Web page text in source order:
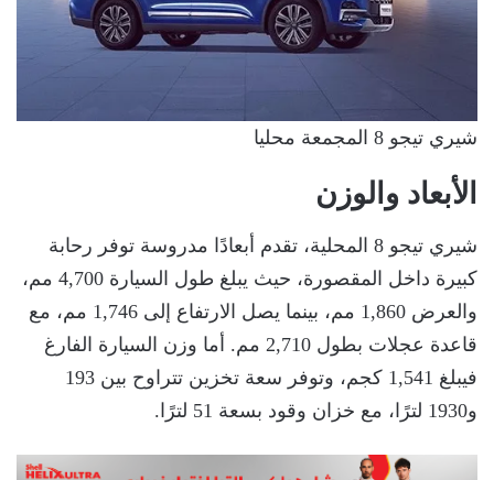
شيري تيجو 8 المجمعة محليا
الأبعاد والوزن
شيري تيجو 8 المحلية، تقدم أبعادًا مدروسة توفر رحابة
كبيرة داخل المقصورة، حيث يبلغ طول السيارة 4,700 مم،
والعرض 1,860 مم، بينما يصل الارتفاع إلى 1,746 مم، مع
قاعدة عجلات بطول 2,710 مم. أما وزن السيارة الفارغ
فيبلغ 1,541 كجم، وتوفر سعة تخزين تتراوح بين 193
و1930 لترًا، مع خزان وقود بسعة 51 لترًا.